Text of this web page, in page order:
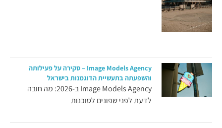
Image Models Agency – סקירה על פעילותה
והשפעתה בתעשיית הדוגמנות בישראל
Image Models Agency ב-2026: מה חובה
לדעת לפני שפונים לסוכנות